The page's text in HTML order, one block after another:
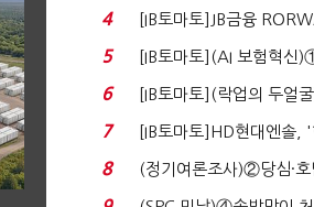
4
[IB토마토]JB금융
실적 견인은 은행 ...
5
[IB토마토](AI 보험혁신
80% 개선…현실...
6
[IB토마토](락업의 두얼
자 첫날 매도…FI ...
7
[IB토마토]HD현대엔솔,
수혜 부상…세액공...
8
(정기여론조사)②당심·호
청래 '초접전'...